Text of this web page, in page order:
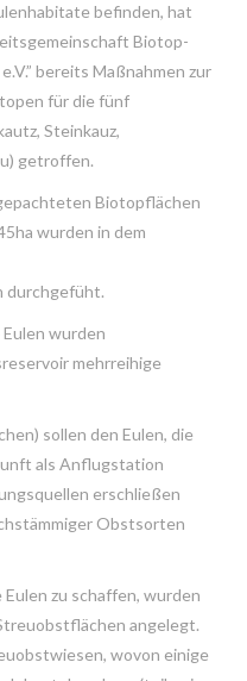
befinden, hat
Biotop-
bereits Maßnahmen zur
für die fünf
Steinkauz,
getroffen.
Biotopflächen
wurden in dem
durchgefüht.
wurden
mehrreihige
sollen den Eulen, die
als Anflugstation
erschließen
Obstsorten
zu schaffen, wurden
angelegt.
wovon einige